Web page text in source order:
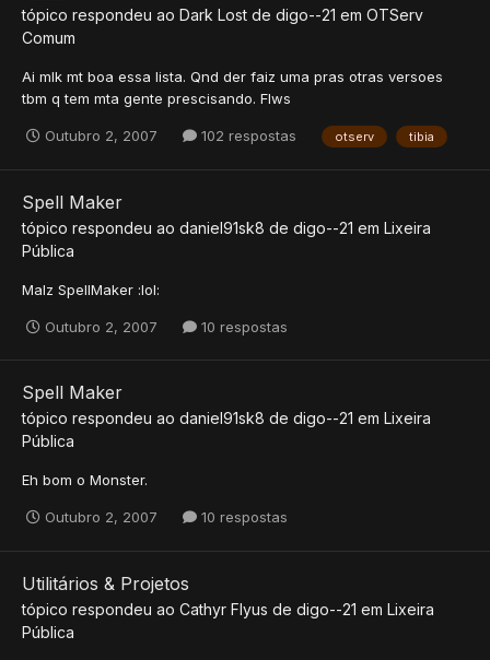
tópico respondeu ao Dark Lost de digo--21 em OTServ
Comum
Ai mlk mt boa essa lista. Qnd der faiz uma pras otras versoes
tbm q tem mta gente prescisando. Flws
Outubro 2, 2007 102 respostas otserv tibia
Spell Maker
tópico respondeu ao daniel91sk8 de digo--21 em Lixeira
Pública
Malz SpellMaker :lol:
Outubro 2, 2007 10 respostas
Spell Maker
tópico respondeu ao daniel91sk8 de digo--21 em Lixeira
Pública
Eh bom o Monster.
Outubro 2, 2007 10 respostas
Utilitários & Projetos
tópico respondeu ao Cathyr Flyus de digo--21 em Lixeira
Pública